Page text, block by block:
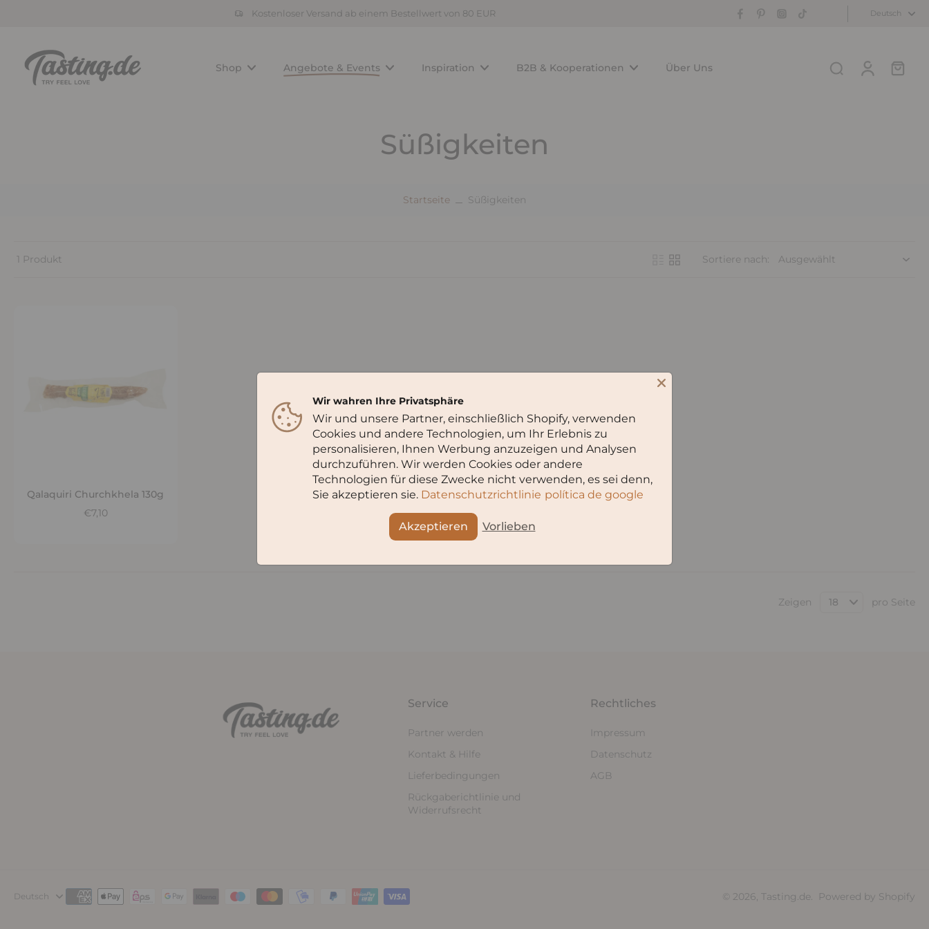
Kostenloser Versand ab einem Bestellwert von 80 EUR Deutsch
Shop Angebote & Events Inspiration B2B & Kooperationen Über Uns
Süßigkeiten
Startseite Süßigkeiten
1 Produkt Sortiere nach:
Qalaquiri Churchkhela 130g
€7,10
Zeigen pro Seite
Service
Partner werden
Kontakt & Hilfe
Lieferbedingungen
Rückgaberichtlinie und
Widerrufsrecht
Rechtliches
Impressum
Datenschutz
AGB
Deutsch © 2026, Tasting.de Powered by Shopify
Wir wahren Ihre Privatsphäre
Wir und unsere Partner, einschließlich Shopify, verwenden
Cookies und andere Technologien, um Ihr Erlebnis zu
personalisieren, Ihnen Werbung anzuzeigen und Analysen
durchzuführen. Wir werden Cookies oder andere
Technologien für diese Zwecke nicht verwenden, es sei denn,
Sie akzeptieren sie. Datenschutzrichtlinie política de google
Akzeptieren Vorlieben